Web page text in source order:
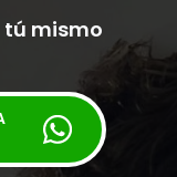
tú mismo